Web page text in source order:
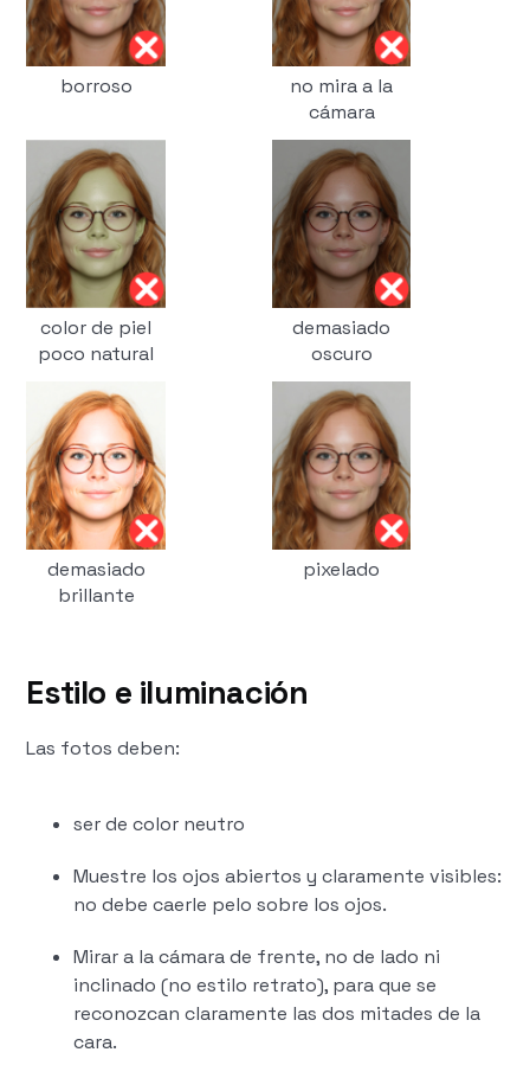
borroso
no mira a la
cámara
color de piel
poco natural
demasiado
oscuro
demasiado
brillante
pixelado
Estilo e iluminación
Las fotos deben:
ser de color neutro
Muestre los ojos abiertos y claramente visibles:
no debe caerle pelo sobre los ojos.
Mirar a la cámara de frente, no de lado ni
inclinado (no estilo retrato), para que se
reconozcan claramente las dos mitades de la
cara.